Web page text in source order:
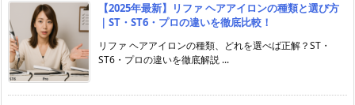
【2025年最新】リファ ヘアアイロンの種類と選び方
｜ST・ST6・プロの違いを徹底比較！
リファ ヘアアイロンの種類、どれを選べば正解？ST・
ST6・プロの違いを徹底解説 ...